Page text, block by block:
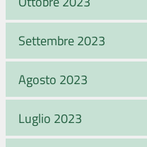
Settembre 2023
Agosto 2023
Luglio 2023